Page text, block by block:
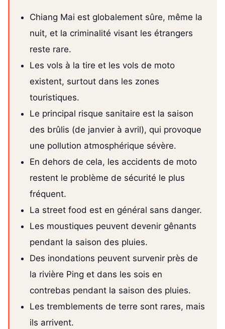
Chiang Mai est globalement sûre, même la
nuit, et la criminalité visant les étrangers
reste rare.
Les vols à la tire et les vols de moto
existent, surtout dans les zones
touristiques.
Le principal risque sanitaire est la saison
des brûlis (de janvier à avril), qui provoque
une pollution atmosphérique sévère.
En dehors de cela, les accidents de moto
restent le problème de sécurité le plus
fréquent.
La street food est en général sans danger.
Les moustiques peuvent devenir gênants
pendant la saison des pluies.
Des inondations peuvent survenir près de
la rivière Ping et dans les sois en
contrebas pendant la saison des pluies.
Les tremblements de terre sont rares, mais
ils arrivent.